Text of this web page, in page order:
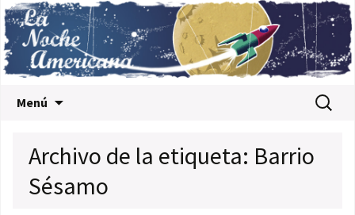
Menú Buscar:
Archivo de la etiqueta: Barrio
Sésamo